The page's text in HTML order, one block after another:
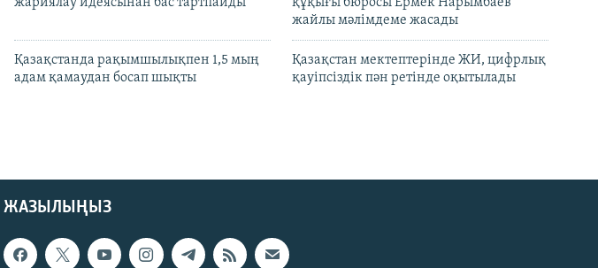
жариялау идеясынан бас тартпайды
құқығы бюросы Ермек Нарымбаев
жайлы мәлімдеме жасады
Қазақстанда рақымшылықпен 1,5 мың
адам қамаудан босап шықты
Қазақстан мектептерінде ЖИ, цифрлық
қауіпсіздік пән ретінде оқытылады
ЖАЗЫЛЫҢЫЗ